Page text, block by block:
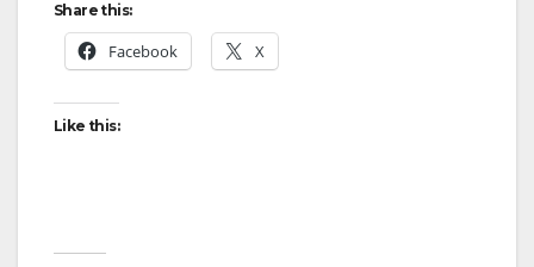
Share this:
Facebook X
Like this: